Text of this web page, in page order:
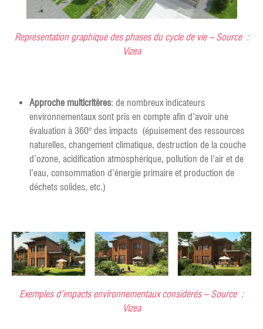
Représentation graphique des phases du cycle de vie – Source :
Vizea
Approche multicritères: de nombreux indicateurs
environnementaux sont pris en compte afin d’avoir une
évaluation à 360° des impacts (épuisement des ressources
naturelles, changement climatique, destruction de la couche
d’ozone, acidification atmosphérique, pollution de l’air et de
l’eau, consommation d’énergie primaire et production de
déchets solides, etc.)
Exemples d’impacts environnementaux considérés – Source :
Vizea